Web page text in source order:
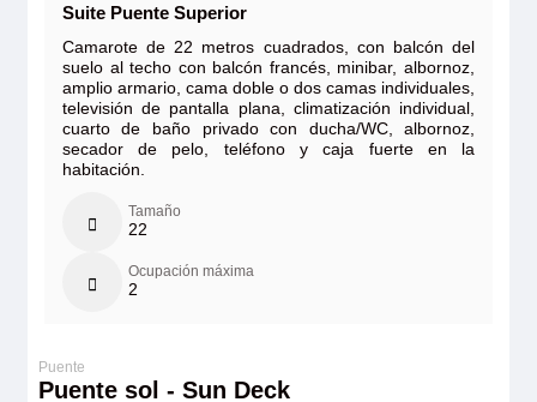
Suite Puente Superior
Camarote de 22 metros cuadrados, con balcón del
suelo al techo con balcón francés, minibar, albornoz,
amplio armario, cama doble o dos camas individuales,
televisión de pantalla plana, climatización individual,
cuarto de baño privado con ducha/WC, albornoz,
secador de pelo, teléfono y caja fuerte en la
habitación.
Tamaño
22
Ocupación máxima
2
Puente sol - Sun Deck